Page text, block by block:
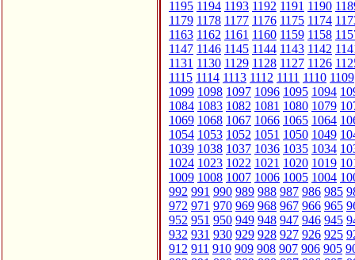
1195 1194 1193 1192 1191 1190
1179 1178 1177 1176 1175 1174
1163 1162 1161 1160 1159 1158
1147 1146 1145 1144 1143 1142
1131 1130 1129 1128 1127 1126
1115 1114 1113 1112 1111 1110 1109
1099 1098 1097 1096 1095 1094
1084 1083 1082 1081 1080 1079
1069 1068 1067 1066 1065 1064
1054 1053 1052 1051 1050 1049
1039 1038 1037 1036 1035 1034
1024 1023 1022 1021 1020 1019
1009 1008 1007 1006 1005 1004
992 991 990 989 988 987 986 985
972 971 970 969 968 967 966 965
952 951 950 949 948 947 946 945
932 931 930 929 928 927 926 925
912 911 910 909 908 907 906 905